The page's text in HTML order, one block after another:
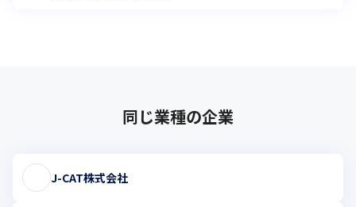
同じ業種の企業
J-CAT株式会社